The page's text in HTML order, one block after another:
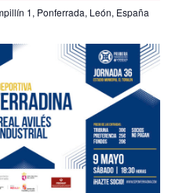
1, Ponferrada, León, España